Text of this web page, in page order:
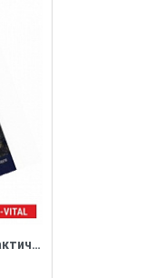
Яхтенный капитан. Учебно-практическое руководство для владельцев парусных и моторных яхт